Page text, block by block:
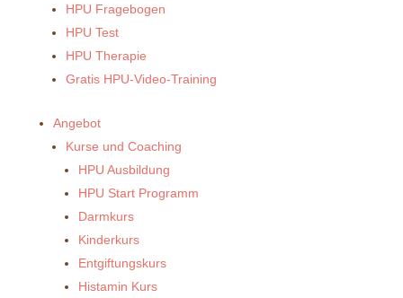
HPU Fragebogen
HPU Test
HPU Therapie
Gratis HPU-Video-Training
Angebot
Kurse und Coaching
HPU Ausbildung
HPU Start Programm
Darmkurs
Kinderkurs
Entgiftungskurs
Histamin Kurs